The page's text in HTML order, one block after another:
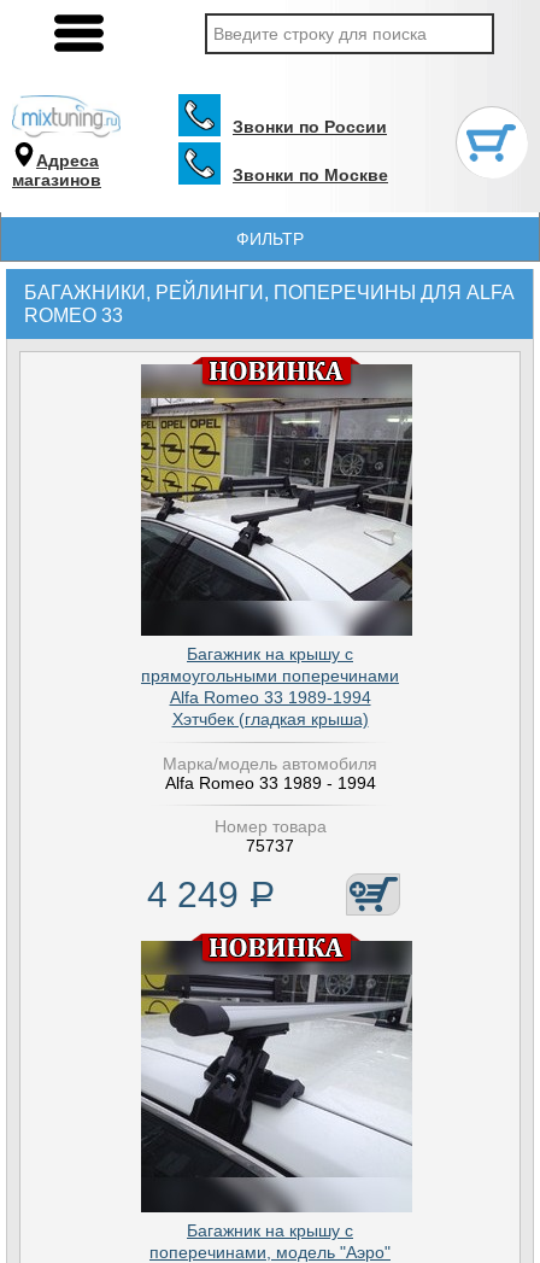
Адреса
магазинов
Звонки по России
Звонки по Москве
ФИЛЬТР
БАГАЖНИКИ, РЕЙЛИНГИ, ПОПЕРЕЧИНЫ ДЛЯ ALFA
ROMEO 33
Багажник на крышу с
прямоугольными поперечинами
Alfa Romeo 33 1989-1994
Хэтчбек (гладкая крыша)
Марка/модель автомобиля
Alfa Romeo 33 1989 - 1994
Номер товара
75737
4 249 Р
Багажник на крышу с
поперечинами, модель "Аэро"